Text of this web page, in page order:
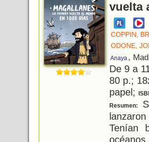
vuelta
COPPIN,
ODONE,
Anaya ,
De 9 a
80 p.;
papel;
Resumen:
Tenían
océanos